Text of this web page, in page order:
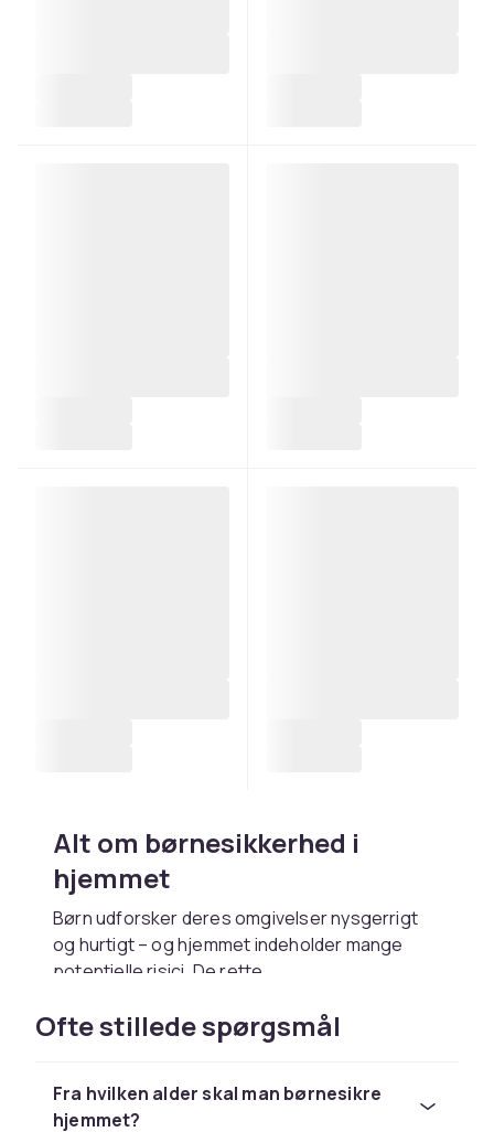
Alt om børnesikkerhed i
hjemmet
Børn udforsker deres omgivelser nysgerrigt
og hurtigt – og hjemmet indeholder mange
potentielle risici. De rette
ulykkesrisikoen betydeligt og giver dig som
forælder ro i hverdagen.
Hvorfor er børnesikkerhed så
Ofte stillede spørgsmål
Fra hvilken alder skal man børnesikre
hjemmet?